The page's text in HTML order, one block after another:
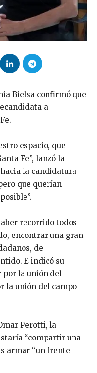
Bielsa confirmó que
a
espacio, que
Fe”, lanzó la
la candidatura
que querían
recorrido todos
encontrar una gran
de
E indicó su
por la unión del
la unión del campo
Perotti, la
“compartir una
armar “un frente